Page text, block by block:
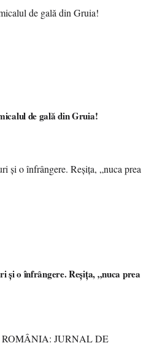
de gală din Gruia!
și o înfrângere. Reșița, „nuca prea